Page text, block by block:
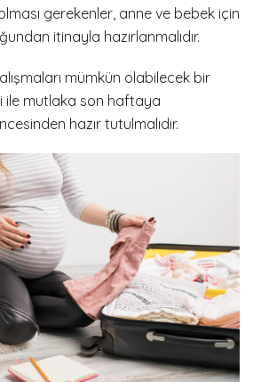
gerekenler, anne ve bebek için
itinayla hazırlanmalıdır.
mümkün olabilecek bir
ile mutlaka son haftaya
hazır tutulmalıdır.